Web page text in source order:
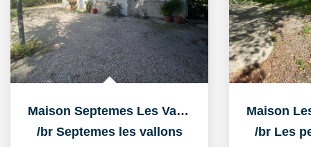
Maison Septemes Les Vallons 4 pièce(s) 144 m2
/br Septemes les vallons /br Les